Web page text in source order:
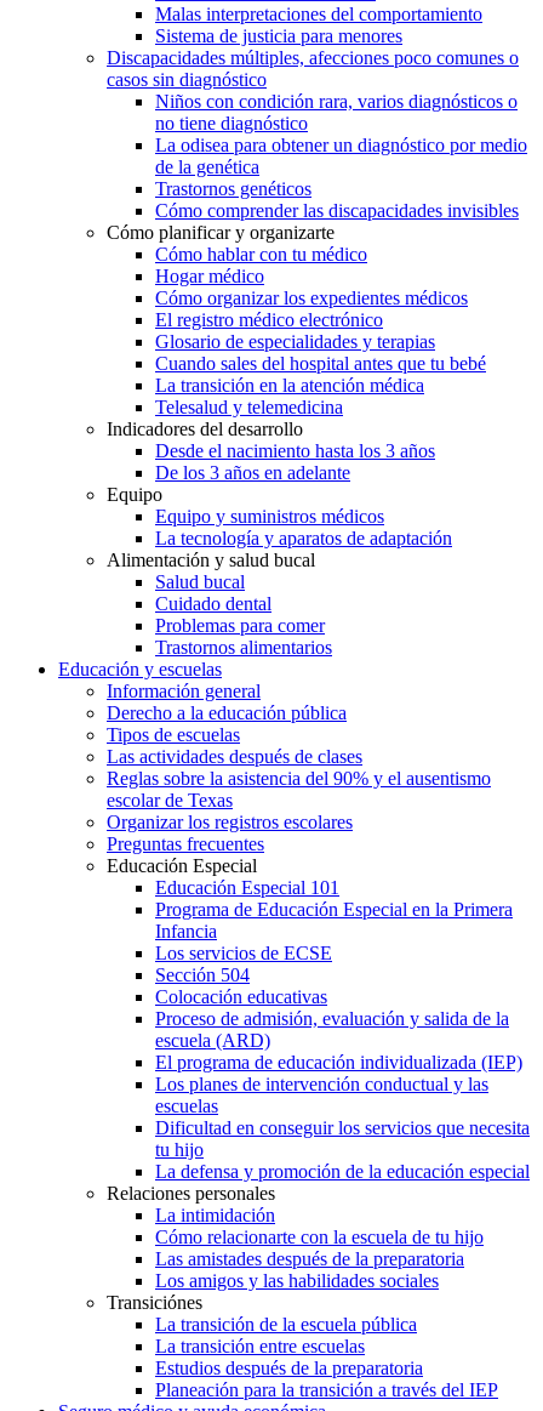
Malas interpretaciones del comportamiento
Sistema de justicia para menores
Discapacidades múltiples, afecciones poco comunes o
casos sin diagnóstico
Niños con condición rara, varios diagnósticos o
no tiene diagnóstico
La odisea para obtener un diagnóstico por medio
de la genética
Trastornos genéticos
Cómo comprender las discapacidades invisibles
Cómo planificar y organizarte
Cómo hablar con tu médico
Hogar médico
Cómo organizar los expedientes médicos
El registro médico electrónico
Glosario de especialidades y terapias
Cuando sales del hospital antes que tu bebé
La transición en la atención médica
Telesalud y telemedicina
Indicadores del desarrollo
Desde el nacimiento hasta los 3 años
De los 3 años en adelante
Equipo
Equipo y suministros médicos
La tecnología y aparatos de adaptación
Alimentación y salud bucal
Salud bucal
Cuidado dental
Problemas para comer
Trastornos alimentarios
Educación y escuelas
Información general
Derecho a la educación pública
Tipos de escuelas
Las actividades después de clases
Reglas sobre la asistencia del 90% y el ausentismo
escolar de Texas
Organizar los registros escolares
Preguntas frecuentes
Educación Especial
Educación Especial 101
Programa de Educación Especial en la Primera
Infancia
Los servicios de ECSE
Sección 504
Colocación educativas
Proceso de admisión, evaluación y salida de la
escuela (ARD)
El programa de educación individualizada (IEP)
Los planes de intervención conductual y las
escuelas
Dificultad en conseguir los servicios que necesita
tu hijo
La defensa y promoción de la educación especial
Relaciones personales
La intimidación
Cómo relacionarte con la escuela de tu hijo
Las amistades después de la preparatoria
Los amigos y las habilidades sociales
Transiciónes
La transición de la escuela pública
La transición entre escuelas
Estudios después de la preparatoria
Planeación para la transición a través del IEP